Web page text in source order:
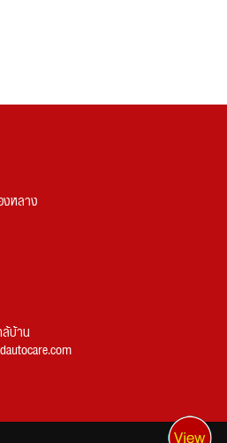
งหลาง
บ้าน